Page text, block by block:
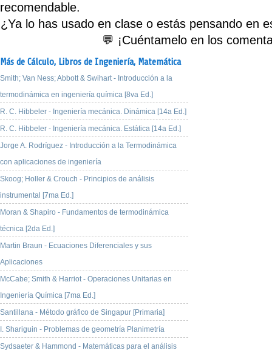
recomendable.
¿Ya lo has usado en clase o estás pensando en
💬 ¡Cuéntamelo en los
Más de Cálculo, Libros de Ingeniería, Matemática
Smith; Van Ness; Abbott & Swihart - Introducción a la
termodinámica en ingeniería química [8va Ed.]
R. C. Hibbeler - Ingeniería mecánica. Dinámica [14a Ed.]
R. C. Hibbeler - Ingeniería mecánica. Estática [14a Ed.]
Jorge A. Rodríguez - Introducción a la Termodinámica
con aplicaciones de ingeniería
Skoog; Holler & Crouch - Principios de análisis
instrumental [7ma Ed.]
Moran & Shapiro - Fundamentos de termodinámica
técnica [2da Ed.]
Martin Braun - Ecuaciones Diferenciales y sus
Aplicaciones
McCabe; Smith & Harriot - Operaciones Unitarias en
Ingeniería Química [7ma Ed.]
Santillana - Método gráfico de Singapur [Primaria]
I. Shariguin - Problemas de geometría Planimetría
Sydsaeter & Hammond - Matemáticas para el análisis